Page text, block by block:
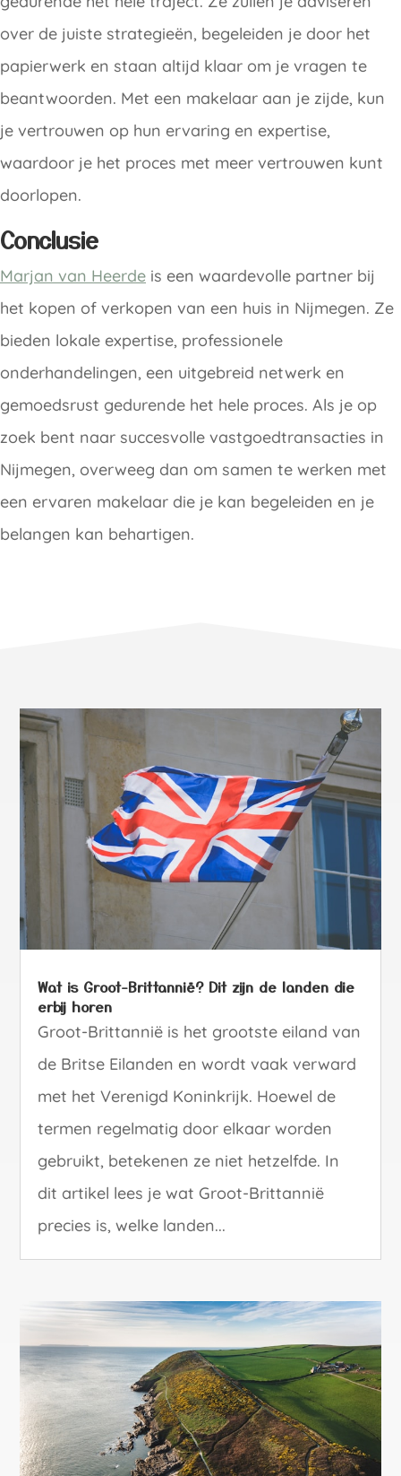
over de juiste strategieën, begeleiden je door het
papierwerk en staan altijd klaar om je vragen te
beantwoorden. Met een makelaar aan je zijde, kun
je vertrouwen op hun ervaring en expertise,
waardoor je het proces met meer vertrouwen kunt
doorlopen.
Conclusie
Marjan van Heerde is een waardevolle partner bij
het kopen of verkopen van een huis in Nijmegen. Ze
bieden lokale expertise, professionele
onderhandelingen, een uitgebreid netwerk en
gemoedsrust gedurende het hele proces. Als je op
zoek bent naar succesvolle vastgoedtransacties in
Nijmegen, overweeg dan om samen te werken met
een ervaren makelaar die je kan begeleiden en je
belangen kan behartigen.
Wat is Groot-Brittannië? Dit zijn de landen die
erbij horen
Groot-Brittannië is het grootste eiland van
de Britse Eilanden en wordt vaak verward
met het Verenigd Koninkrijk. Hoewel de
termen regelmatig door elkaar worden
gebruikt, betekenen ze niet hetzelfde. In
dit artikel lees je wat Groot-Brittannië
precies is, welke landen...